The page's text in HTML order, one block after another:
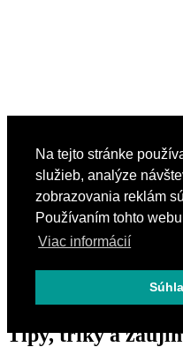
Na tejto stránke
služieb, analýze
zobrazovania reklám
Používaním tohto
Viac informácií
Tipy, triky a